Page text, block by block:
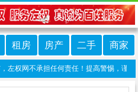
租房 房产 二手 商家
权网不承担任何责任！提高警惕，谨防